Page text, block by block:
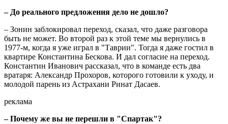
– До реального предложения дело не дошло?
– Зонин заблокировал переход, сказал, что даже разговора
быть не может. Во второй раз к этой теме мы вернулись в
1977-м, когда я уже играл в "Таврии". Тогда я даже гостил в
квартире Константина Бескова. И дал согласие на переход.
Константин Иванович рассказал, что в команде есть два
вратаря: Александр Прохоров, которого готовили к уходу, и
молодой парень из Астрахани Ринат Дасаев.
реклама
– Почему же вы не перешли в "Спартак"?